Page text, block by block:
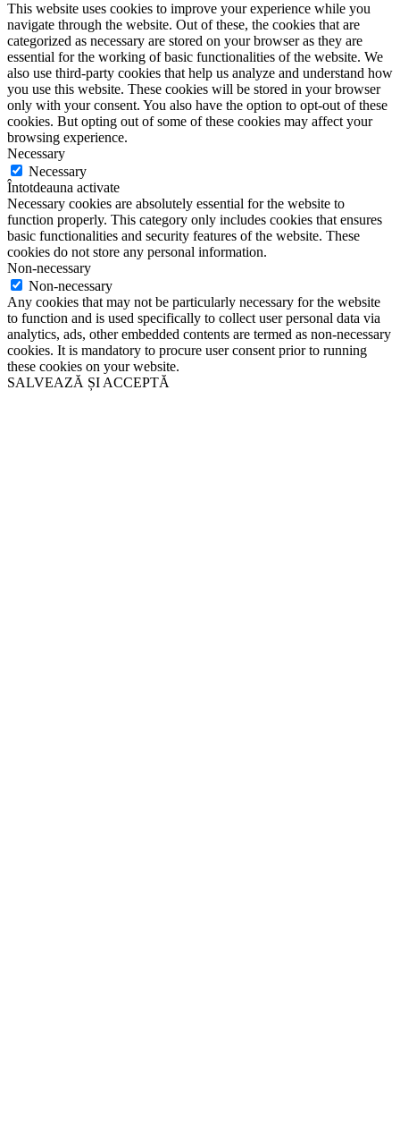
This website uses cookies to improve your experience while you
navigate through the website. Out of these, the cookies that are
categorized as necessary are stored on your browser as they are
essential for the working of basic functionalities of the website. We
also use third-party cookies that help us analyze and understand how
you use this website. These cookies will be stored in your browser
only with your consent. You also have the option to opt-out of these
cookies. But opting out of some of these cookies may affect your
browsing experience.
Necessary
Necessary
Întotdeauna activate
Necessary cookies are absolutely essential for the website to
function properly. This category only includes cookies that ensures
basic functionalities and security features of the website. These
cookies do not store any personal information.
Non-necessary
Non-necessary
Any cookies that may not be particularly necessary for the website
to function and is used specifically to collect user personal data via
analytics, ads, other embedded contents are termed as non-necessary
cookies. It is mandatory to procure user consent prior to running
these cookies on your website.
SALVEAZĂ ȘI ACCEPTĂ